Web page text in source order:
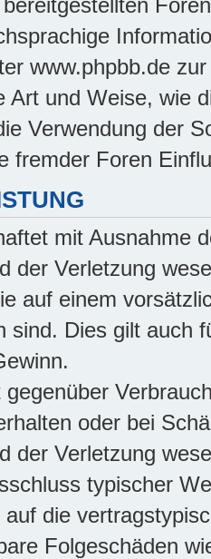
www.phpbb.de
Art und Weise, wie
Verwendung der
fremder Foren
mit Ausnahme
der Verletzung
auf einem
sind. Dies gilt auch
gegenüber
oder bei
der Verletzung
typischer
die
Folgeschäden